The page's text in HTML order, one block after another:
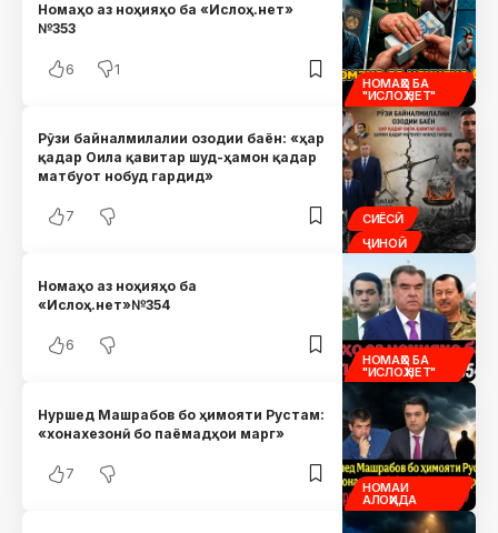
НОМАҲО БА
"ИСЛОҲ.НЕТ"
Номаҳо аз ноҳияҳо ба «Ислоҳ.нет»
№353
6 1
СИЁСӢ
ҶИНОӢ
Рӯзи байналмилалии озодии баён: «ҳар
қадар Оила қавитар шуд-ҳамон қадар
матбуот нобуд гардид»
7
НОМАҲО БА
"ИСЛОҲ.НЕТ"
Номаҳо аз ноҳияҳо ба
«Ислоҳ.нет»№354
6
НОМАИ
АЛОҲИДА
Нуршед Машрабов бо ҳимояти Рустам:
«хонахезонӣ бо паёмадҳои марг»
7